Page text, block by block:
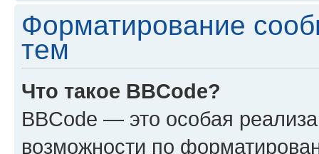
Форматирование
тем
Что такое BBCode?
BBCode — это особая
возможности по